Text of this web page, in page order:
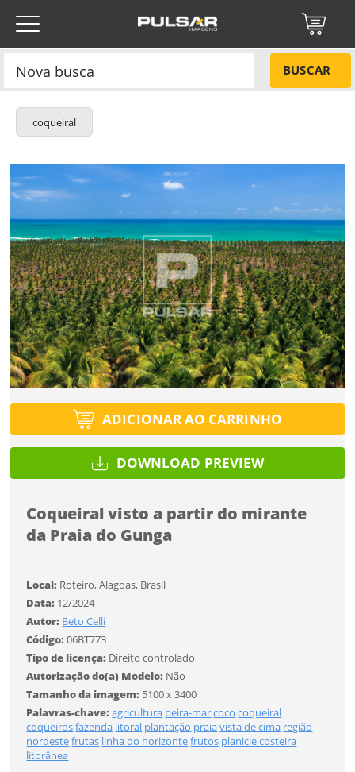
BUSCAR
coqueiral
ADICIONAR AO CARRINHO
DOWNLOAD PREVIEW
Coqueiral visto a partir do mirante
da Praia do Gunga
Local: Roteiro, Alagoas, Brasil
Data: 12/2024
Autor: Beto Celli
Código:06BT773
Tipo de licença: Direito controlado
Autorização do(a) Modelo: Não
Tamanho da imagem: 5100 x 3400
Palavras-chave:agricultura beira-marcoco coqueiral
coqueirosfazenda litoral plantação praiavista de cima região
nordestefrutas linha do horizontefrutos planicie costeira
litorânea
Título do projeto
Tipo de projeto
Selecione
Utilização
Códigos
Título do projeto
Selecione
Utilização
Formato
Tamanho
Esqueci a senha
ENTRAR
Você ainda não tem conta?
CADASTRE-SE
ENTRAR
ENVIAR
Protegido por reCAPTCHA —Privacidade·Termos
Desejo receber novidades sobre a Pulsar Imagens
NÃO
SIM
Título do projeto
Tipo de projeto
Selecione
Utilização
Tamanho
Tamanho PR$ 57,00
Tamanho MR$ 114,00
Tamanho GR$ 171,00